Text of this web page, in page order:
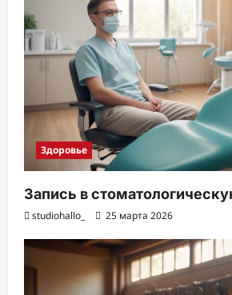
Здоровье
Запись в
studiohallo_ 25 марта 2026